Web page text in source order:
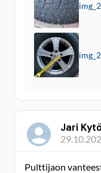
Jari
Pulttijaon